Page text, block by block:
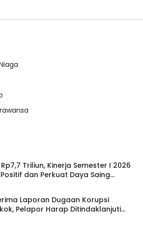
Triliun, Kinerja Semester I 2026
dan Perkuat Daya Saing
Laporan Dugaan Korupsi
Pelapor Harap Ditindaklanjuti